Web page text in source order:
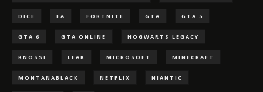
DICE EA FORTNITE GTA GTA 5
GTA 6 GTA ONLINE HOGWARTS LEGACY
KNOSSI LEAK MICROSOFT MINECRAFT
MONTANABLACK NETFLIX NIANTIC